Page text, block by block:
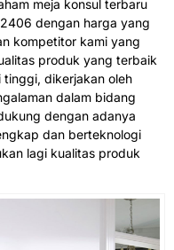
meja konsul terbaru
dengan harga yang
kompetitor kami yang
produk yang terbaik
dikerjakan oleh
dalam bidang
dengan adanya
dan berteknologi
lagi kualitas produk